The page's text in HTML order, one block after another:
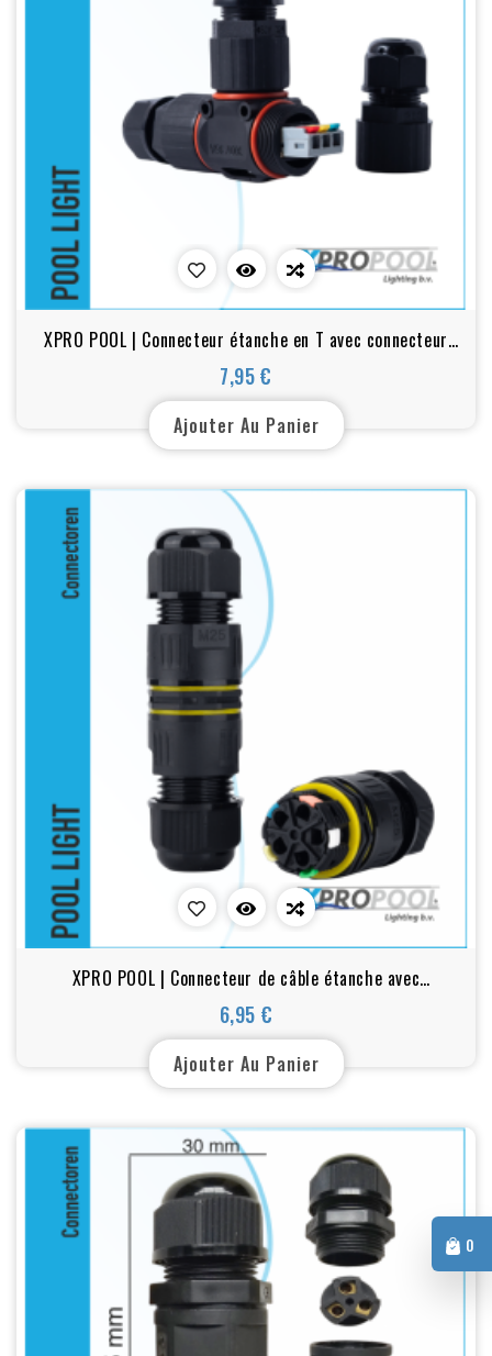
0
XPRO POOL | Connecteur étanche en T avec connecteur
rapide à 3 broches
7,95 €
Prix
Ajouter Au Panier
XPRO POOL | Connecteur de câble étanche avec
connecteur rapide à 5 broches
6,95 €
Prix
Ajouter Au Panier